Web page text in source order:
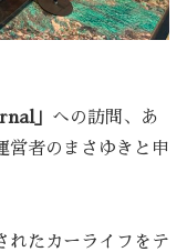
」 への訪問、あ
営者のまさゆきと申
れたカーライフをテ